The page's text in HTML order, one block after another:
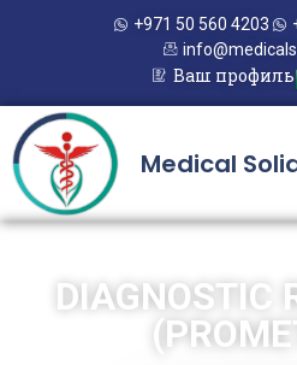
+971 50 560 4203
Ваш профиль
Medical
DIAGNOSTIC